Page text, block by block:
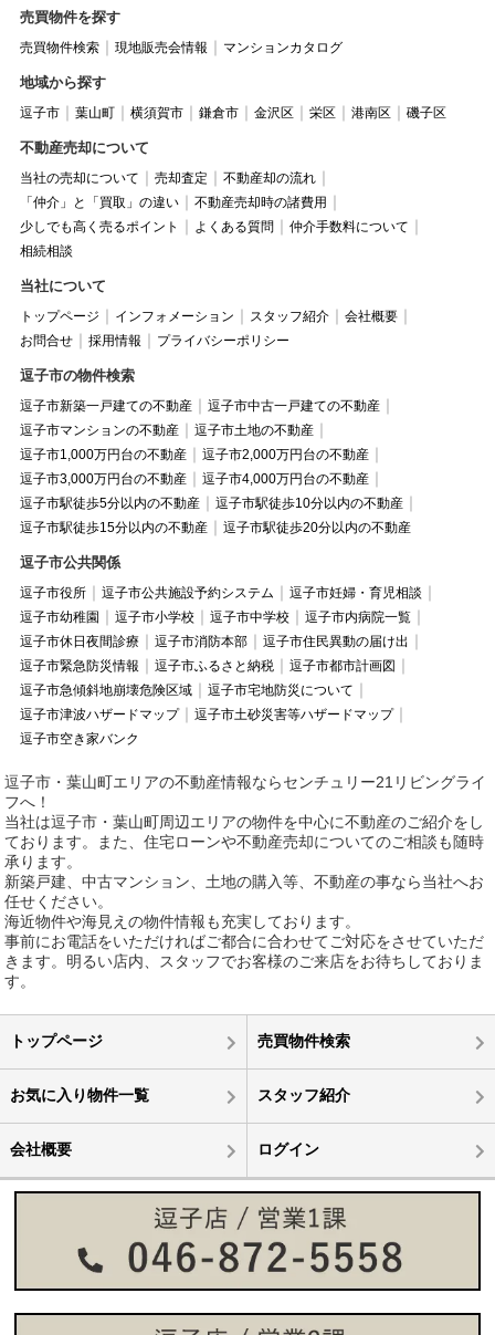
売買物件を探す
売買物件検索 現地販売会情報 マンションカタログ
地域から探す
逗子市 葉山町 横須賀市 鎌倉市 金沢区 栄区 港南区 磯子区
不動産売却について
当社の売却について 売却査定
不動産却の流れ
「仲介」と「買取」の違い
不動産売却時の諸費用
少しでも高く売るポイント
よくある質問
仲介手数料について
相続相談
当社について
トップページ インフォメーション スタッフ紹介
会社概要
お問合せ
採用情報 プライバシーポリシー
逗子市の物件検索
逗子市新築一戸建ての不動産
逗子市中古一戸建ての不動産
逗子市マンションの不動産
逗子市土地の不動産
逗子市1,000万円台の不動産
逗子市2,000万円台の不動産
逗子市3,000万円台の不動産
逗子市4,000万円台の不動産
逗子市駅徒歩5分以内の不動産
逗子市駅徒歩10分以内の不動産
逗子市駅徒歩15分以内の不動産
逗子市駅徒歩20分以内の不動産
逗子市公共関係
逗子市役所 逗子市公共施設予約システム
逗子市妊婦・育児相談
逗子市幼稚園
逗子市小学校 逗子市中学校
逗子市内病院一覧
逗子市休日夜間診療
逗子市消防本部
逗子市住民異動の届け出
逗子市緊急防災情報
逗子市ふるさと納税
逗子市都市計画図
逗子市急傾斜地崩壊危険区域
逗子市宅地防災について
逗子市津波ハザードマップ
逗子市土砂災害等ハザードマップ
逗子市空き家バンク
逗子市・葉山町エリアの不動産情報ならセンチュリー21リビングライ
フへ！
当社は逗子市・葉山町周辺エリアの物件を中心に不動産のご紹介をし
ております。また、住宅ローンや不動産売却についてのご相談も随時
承ります。
新築戸建、中古マンション、土地の購入等、不動産の事なら当社へお
任せください。
海近物件や海見えの物件情報も充実しております。
事前にお電話をいただければご都合に合わせてご対応をさせていただ
きます。明るい店内、スタッフでお客様のご来店をお待ちしておりま
す。
トップページ 売買物件検索
お気に入り物件一覧 スタッフ紹介
会社概要 ログイン